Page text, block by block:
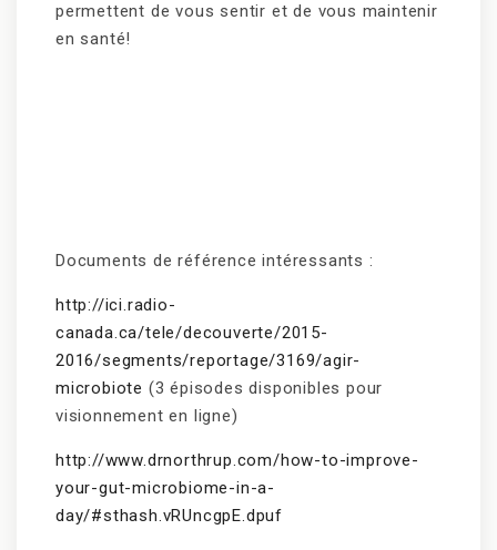
permettent de vous sentir et de vous maintenir
en santé!
Documents de référence intéressants :
http://ici.radio-
canada.ca/tele/decouverte/2015-
2016/segments/reportage/3169/agir-
microbiote (3 épisodes disponibles pour
visionnement en ligne)
http://www.drnorthrup.com/how-to-improve-
your-gut-microbiome-in-a-
day/#sthash.vRUncgpE.dpuf